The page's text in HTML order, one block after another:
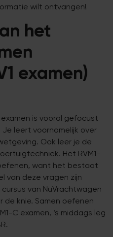
wilt ontvangen!
het
examen)
is vooral gefocust
leert voornamelijk over
Ook leer je de
Het RVM1-
want het bestaat
van deze vragen zijn
van NuVrachtwagen
de knie. Samen oefenen
C examen, ‘s middags leg